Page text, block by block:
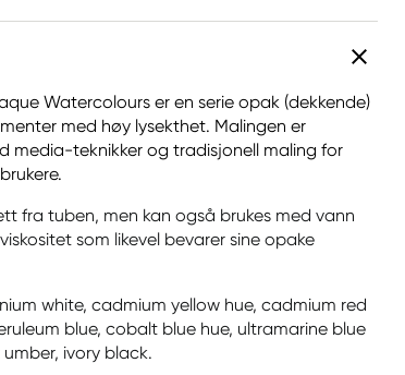
Watercolours er en serie opak (dekkende)
med høy lysekthet. Malingen er
media-teknikker og tradisjonell maling for
fra tuben, men kan også brukes med vann
som likevel bevarer sine opake
white, cadmium yellow hue, cadmium red
blue, cobalt blue hue, ultramarine blue
ivory black.